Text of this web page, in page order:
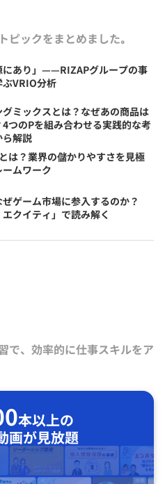
ピックをまとめました｡
にあり」——RIZAPグループの事
VRIO分析
ミックスとは？なぜあの商品は
つのPを組み合わせる実践的な考
ら解説
は？業界の儲かりやすさを見極
ムワーク
ゲーム市場に参入するのか？
エクイティ」で読み解く
で、効率的に仕事スキルをア
本以上の
画が見放題